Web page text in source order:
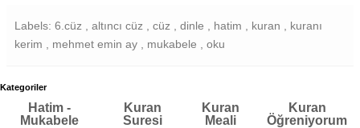
Labels: 6.cüz , altıncı cüz , cüz , dinle , hatim , kuran , kuranı
kerim , mehmet emin ay , mukabele , oku
Kategoriler
Hatim -
Mukabele
Kuran
Suresi
Kuran
Meali
Kuran
Öğreniyorum